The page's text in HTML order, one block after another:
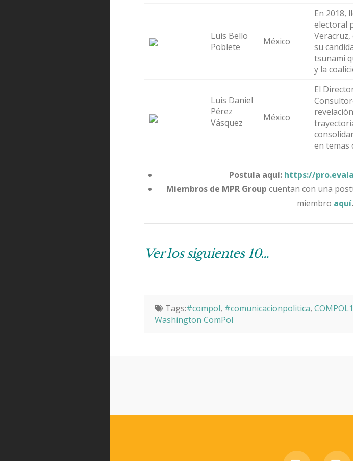
Luis Bello
Poblete
México
En 2018,
electoral
Veracruz,
su
tsunami
y la
Luis Daniel
Pérez
Vásquez
México
El
en temas
Postula aquí: https://
Miembros de MPR Group cuentan con una
miembro aquí.
Ver los siguientes 10…
Tags:#compol, #comunicacionpolitica,
Washington ComPol